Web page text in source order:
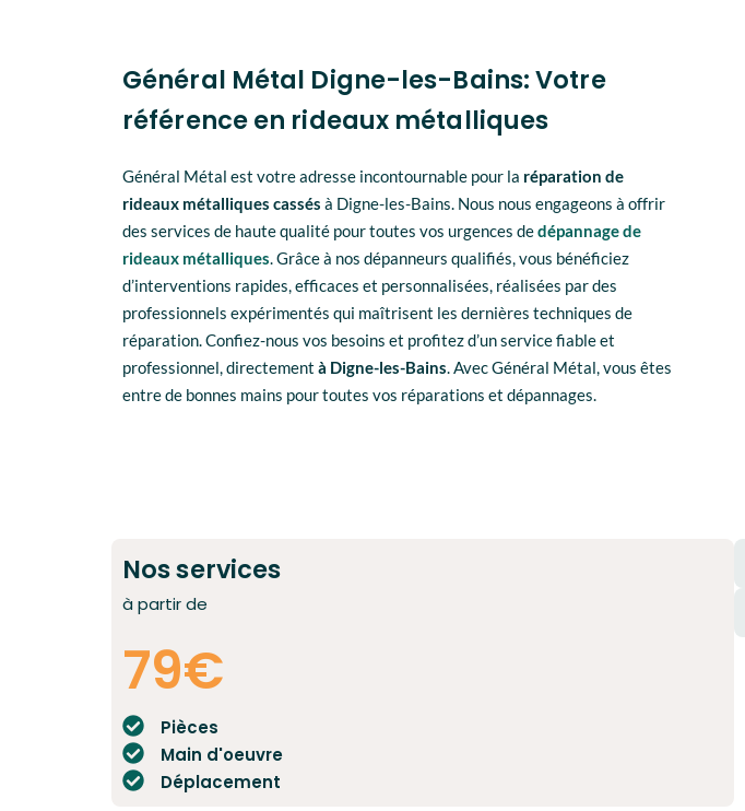
Général Métal Digne-les-Bains: Votre
référence en rideaux métalliques
Général Métal est votre adresse incontournable pour la réparation de
rideaux métalliques cassés à Digne-les-Bains. Nous nous engageons à offrir
des services de haute qualité pour toutes vos urgences dedépannage de
rideaux métalliques . Grâce à nos dépanneurs qualifiés, vous bénéficiez
d’interventions rapides, efficaces et personnalisées, réalisées par des
professionnels expérimentés qui maîtrisent les dernières techniques de
réparation. Confiez-nous vos besoins et profitez d’un service fiable et
professionnel, directement à Digne-les-Bains . Avec Général Métal, vous êtes
entre de bonnes mains pour toutes vos réparations et dépannages.
Nos services
à partir de
79€
Pièces
Main d'oeuvre
Déplacement